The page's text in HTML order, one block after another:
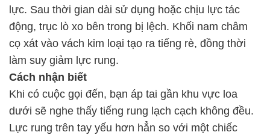
lực. Sau thời gian dài sử dụng hoặc chịu lực tác
động, trục lò xo bên trong bị lệch. Khối nam châm
cọ xát vào vách kim loại tạo ra tiếng rè, đồng thời
làm suy giảm lực rung.
Cách nhận biết
Khi có cuộc gọi đến, bạn áp tai gần khu vực loa
dưới sẽ nghe thấy tiếng rung lạch cạch không đều.
Lực rung trên tay yếu hơn hẳn so với một chiếc